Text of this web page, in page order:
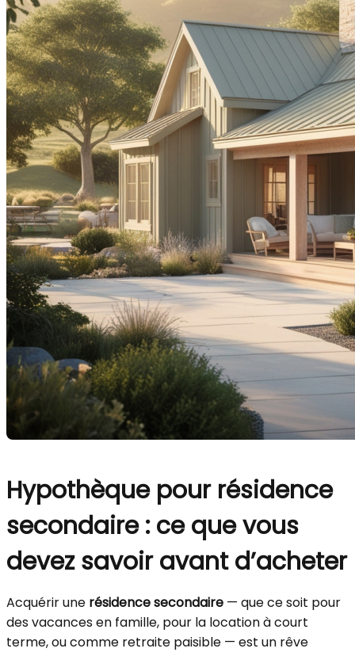
Hypothèque pour résidence
secondaire : ce que vous
devez savoir avant d’acheter
Acquérir une résidence secondaire — que ce soit pour
des vacances en famille, pour la location à court
terme, ou comme retraite paisible — est un rêve